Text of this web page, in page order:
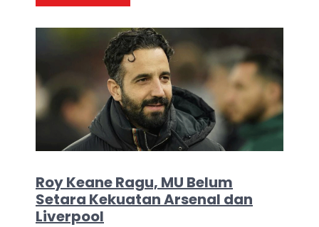
Roy Keane Ragu, MU Belum
Setara Kekuatan Arsenal dan
Liverpool